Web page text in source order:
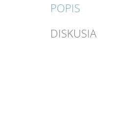
POPIS
DISKUSIA